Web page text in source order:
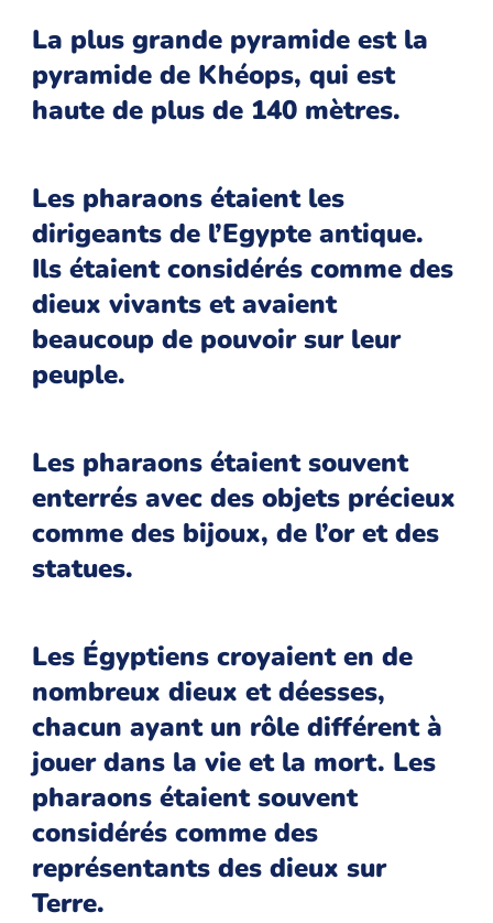
La plus grande pyramide est la
pyramide de Khéops, qui est
haute de plus de 140 mètres.
Les pharaons étaient les
dirigeants de l’Egypte antique.
Ils étaient considérés comme des
dieux vivants et avaient
beaucoup de pouvoir sur leur
peuple.
Les pharaons étaient souvent
enterrés avec des objets précieux
comme des bijoux, de l’or et des
statues.
Les Égyptiens croyaient en de
nombreux dieux et déesses,
chacun ayant un rôle différent à
jouer dans la vie et la mort. Les
pharaons étaient souvent
considérés comme des
représentants des dieux sur
Terre.